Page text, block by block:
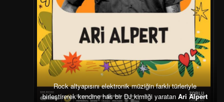
Rock altyapısını elektronik müziğin farklı türleriyle
birleştirerek kendine has bir DJ kimliği yaratanAri Alpert